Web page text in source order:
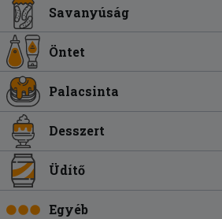
Savanyúság
Öntet
Palacsinta
Desszert
Üdítő
Egyéb